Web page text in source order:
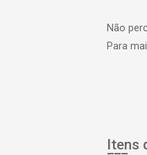
Não
Para
Itens